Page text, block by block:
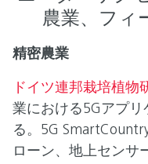
農業、フィ
精密農業
ドイツ連邦栽培植物
業における5Gアプ
る。5G
ローン、地上センサ